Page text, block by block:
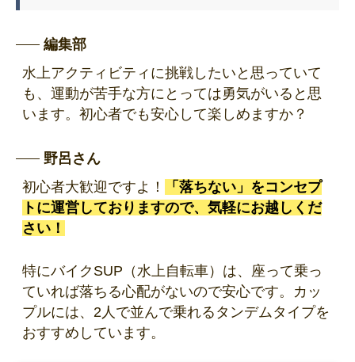
編集部
水上アクティビティに挑戦したいと思っていて
も、運動が苦手な方にとっては勇気がいると思
います。初心者でも安心して楽しめますか？
野呂さん
初心者大歓迎ですよ！
「落ちない」をコンセプ
トに運営しておりますので、気軽にお越しくだ
さい！
特にバイクSUP（水上自転車）は、座って乗っ
ていれば落ちる心配がないので安心です。カッ
プルには、2人で並んで乗れるタンデムタイプを
おすすめしています。